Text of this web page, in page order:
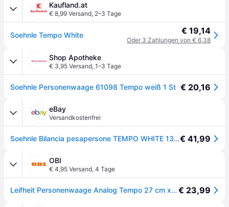
Kaufland.at
€ 8,99 Versand, 2–3 Tage
Soehnle Tempo White € 19,14
Oder 3 Zahlungen von € 6,38
Shop Apotheke
€ 3,95 Versand, 1–3 Tage
Soehnle Personenwaage 61098 Tempo weiß 1 St € 20,16
eBay
Versandkostenfrei
Soehnle Bilancia pesapersone TEMPO WHITE 130 KG€ 41,99
OBI
€ 4,95 Versand, 4 Tage
Leifheit Personenwaage Analog Tempo 27 cm x 29 cm Weiß€ 23,99